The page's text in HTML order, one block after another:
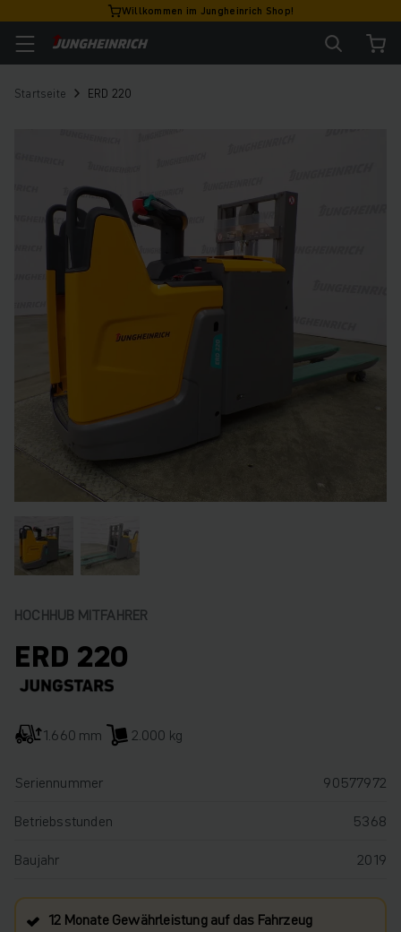
Willkommen im Jungheinrich Shop!
Startseite ERD 220
HOCHHUB MITFAHRER
ERD 220
1.660 mm 2.000 kg
Seriennummer
90577972
Betriebsstunden
5368
Baujahr
2019
12 Monate Gewährleistung auf das Fahrzeug